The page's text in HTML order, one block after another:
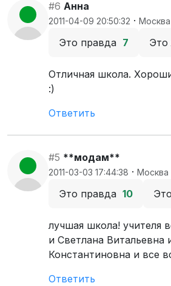
#6 Анна
2011-04-09 20:50:32 · Москва
Это правда 7 Это
Отличная школа.
:)
Ответить
#5 **модам**
2011-03-03 17:44:38 · Москва
Это правда 10
лучшая школа! учителя
и Светлана Витальевна
Константиновна и все
Ответить